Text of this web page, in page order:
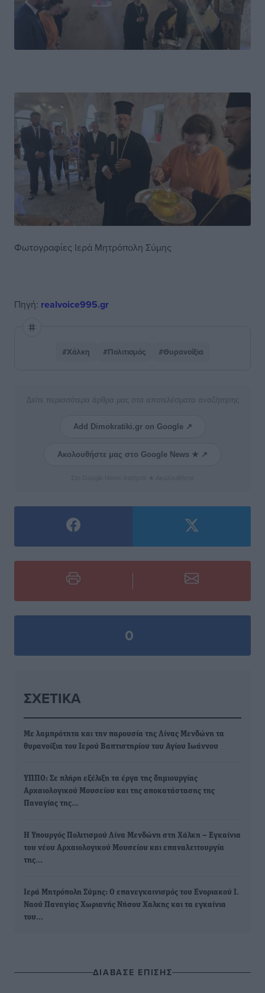
Φωτογραφίες Ιερά Μητρόπολη Σύμης
Πηγή: realvoice995.gr
#Χάλκη #Πολιτισμός #Θυρανοίξια
Δείτε περισσότερα άρθρα μας στα αποτελέσματα αναζήτησης
Add Dimokratiki.gr on Google ↗
Ακολουθήστε μας στο Google News ★ ↗
0
ΣΧΕΤΙΚΆ
Με λαμπρότητα και την παρουσία της Λίνας Μενδώνη τα
θυρανοίξια του Ιερού Βαπτιστηρίου του Αγίου Ιωάννου
ΥΠΠΟ: Σε πλήρη εξέλιξη τα έργα της δημιουργίας
Αρχαιολογικού Μουσείου και της αποκατάστασης της
Παναγίας της…
Η Υπουργός Πολιτισμού Λίνα Μενδώνη στη Χάλκη – Εγκαίνια
του νέου Αρχαιολογικού Μουσείου και επαναλειτουργία
της…
Ιερά Μητρόπολη Σύμης: Ο επανεγκαινισμός του Ενοριακού Ι.
Ναού Παναγίας Χωριανής Νήσου Χαλκης και τα εγκαίνια
του…
ΔΙΑΒΑΣΕ ΕΠΙΣΗΣ